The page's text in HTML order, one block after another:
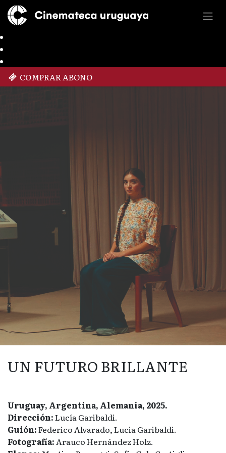
COMPRAR ABONO
UN FUTURO BRILLANTE
Uruguay, Argentina, Alemania, 2025.
Dirección:Lucía Garibaldi.
Guión:Federico Alvarado, Lucia Garibaldi.
Fotografía:Arauco Hernández Holz.